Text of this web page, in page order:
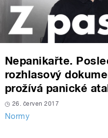
Nepanikařte.
rozhlasový
prožívá panické
26. červen 2017
Normy